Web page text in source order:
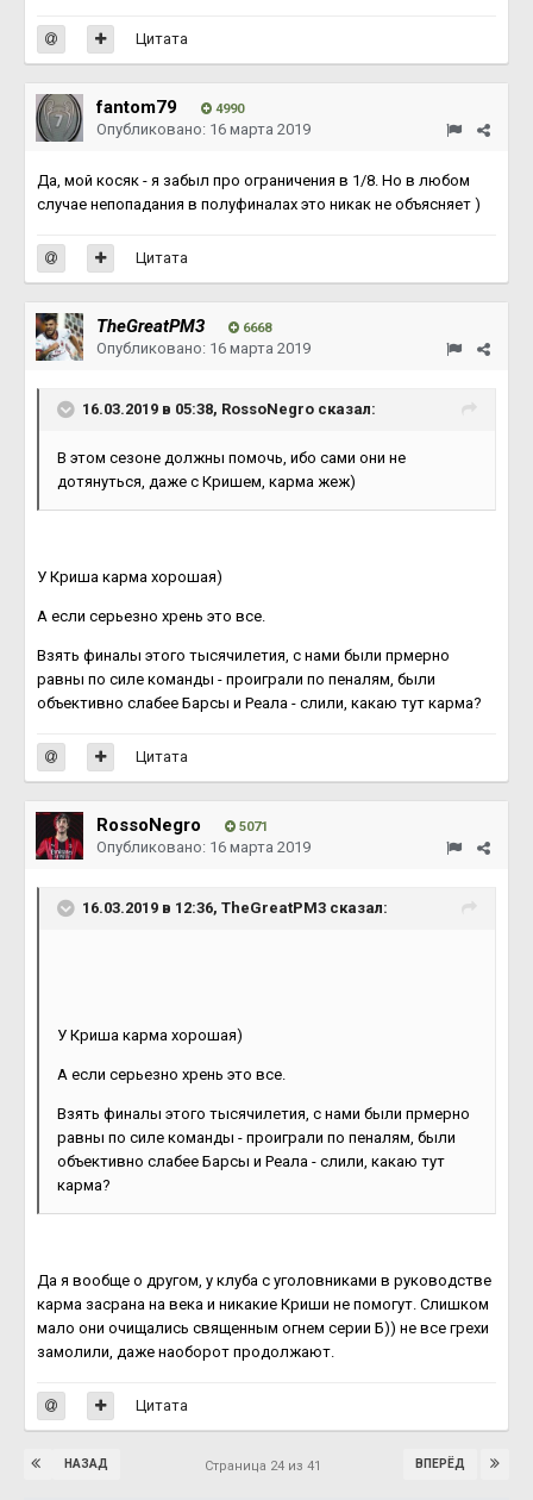
Цитата
fantom79 4990
Опубликовано: 16 марта 2019
Да, мой косяк - я забыл про ограничения в 1/8. Но в любом
случае непопадания в полуфиналах это никак не объясняет )
Цитата
TheGreatPM3 6668
Опубликовано: 16 марта 2019
16.03.2019 в 05:38, RossoNegro сказал:
В этом сезоне должны помочь, ибо сами они не
дотянуться, даже с Кришем, карма жеж)
У Криша карма хорошая)
А если серьезно хрень это все.
Взять финалы этого тысячилетия, с нами были прмерно
равны по силе команды - проиграли по пеналям, были
объективно слабее Барсы и Реала - слили, какаю тут карма?
Цитата
RossoNegro 5071
Опубликовано: 16 марта 2019
16.03.2019 в 12:36, TheGreatPM3 сказал:
У Криша карма хорошая)
А если серьезно хрень это все.
Взять финалы этого тысячилетия, с нами были прмерно
равны по силе команды - проиграли по пеналям, были
объективно слабее Барсы и Реала - слили, какаю тут
карма?
Да я вообще о другом, у клуба с уголовниками в руководстве
карма засрана на века и никакие Криши не помогут. Слишком
мало они очищались священным огнем серии Б)) не все грехи
замолили, даже наоборот продолжают.
Цитата
НАЗАД ВПЕРЁД
Страница 24 из 41